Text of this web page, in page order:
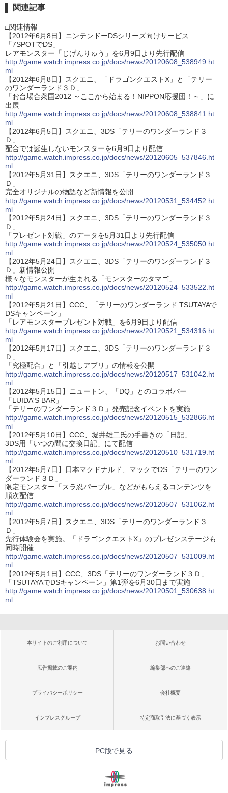
関連記事
□関連情報
【2012年6月8日】ニンテンドーDSシリーズ向けサービス
「7SPOTでDS」
レアモンスター「じげんりゅう」を6月9日より先行配信
http://game.watch.impress.co.jp/docs/news/20120608_538949.ht
ml
【2012年6月8日】スクエニ、「ドラゴンクエストX」と「テリー
のワンダーランド３Ｄ」
「お台場合衆国2012 ～ここから始まる！NIPPON応援団！～」に
出展
http://game.watch.impress.co.jp/docs/news/20120608_538841.ht
ml
【2012年6月5日】スクエニ、3DS「テリーのワンダーランド３
Ｄ」
配合では誕生しないモンスターを6月9日より配信
http://game.watch.impress.co.jp/docs/news/20120605_537846.ht
ml
【2012年5月31日】スクエニ、3DS「テリーのワンダーランド３
Ｄ」
完全オリジナルの物語など新情報を公開
http://game.watch.impress.co.jp/docs/news/20120531_534452.ht
ml
【2012年5月24日】スクエニ、3DS「テリーのワンダーランド３
Ｄ」
「プレゼント対戦」のデータを5月31日より先行配信
http://game.watch.impress.co.jp/docs/news/20120524_535050.ht
ml
【2012年5月24日】スクエニ、3DS「テリーのワンダーランド３
Ｄ」新情報公開
様々なモンスターが生まれる「モンスターのタマゴ」
http://game.watch.impress.co.jp/docs/news/20120524_533522.ht
ml
【2012年5月21日】CCC、「テリーのワンダーランド TSUTAYAで
DSキャンペーン」
「レアモンスタープレゼント対戦」を6月9日より配信
http://game.watch.impress.co.jp/docs/news/20120521_534316.ht
ml
【2012年5月17日】スクエニ、3DS「テリーのワンダーランド３
Ｄ」
「究極配合」と「引越しアプリ」の情報を公開
http://game.watch.impress.co.jp/docs/news/20120517_531042.ht
ml
【2012年5月15日】ニュートン、「DQ」とのコラボバー
「LUIDA'S BAR」
「テリーのワンダーランド３Ｄ」発売記念イベントを実施
http://game.watch.impress.co.jp/docs/news/20120515_532866.ht
ml
【2012年5月10日】CCC、堀井雄二氏の手書きの「日記」
3DS用「いつの間に交換日記」にて配信
http://game.watch.impress.co.jp/docs/news/20120510_531719.ht
ml
【2012年5月7日】日本マクドナルド、マックでDS「テリーのワン
ダーランド３Ｄ」
限定モンスター「スラ忍パープル」などがもらえるコンテンツを
順次配信
http://game.watch.impress.co.jp/docs/news/20120507_531062.ht
ml
【2012年5月7日】スクエニ、3DS「テリーのワンダーランド３
Ｄ」
先行体験会を実施。「ドラゴンクエストX」のプレゼンステージも
同時開催
http://game.watch.impress.co.jp/docs/news/20120507_531009.ht
ml
【2012年5月1日】CCC、3DS「テリーのワンダーランド３Ｄ」
「TSUTAYAでDSキャンペーン」第1弾を6月30日まで実施
http://game.watch.impress.co.jp/docs/news/20120501_530638.ht
ml
本サイトのご利用について お問い合わせ
広告掲載のご案内 編集部へのご連絡
プライバシーポリシー 会社概要
インプレスグループ 特定商取引法に基づく表示
PC版で見る